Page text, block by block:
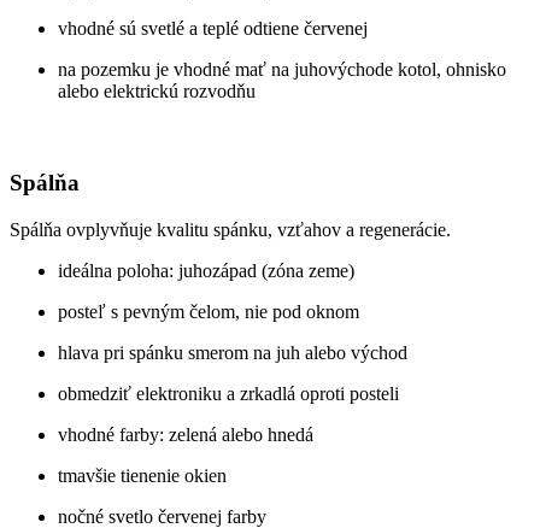
vhodné sú svetlé a teplé odtiene červenej
na pozemku je vhodné mať na juhovýchode kotol, ohnisko
alebo elektrickú rozvodňu
Spálňa
Spálňa ovplyvňuje kvalitu spánku, vzťahov a regenerácie.
ideálna poloha: juhozápad (zóna zeme)
posteľ s pevným čelom, nie pod oknom
hlava pri spánku smerom na juh alebo východ
obmedziť elektroniku a zrkadlá oproti posteli
vhodné farby: zelená alebo hnedá
tmavšie tienenie okien
nočné svetlo červenej farby